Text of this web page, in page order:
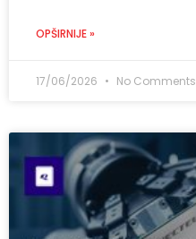
OPŠIRNIJE »
17/06/2026 No Comments